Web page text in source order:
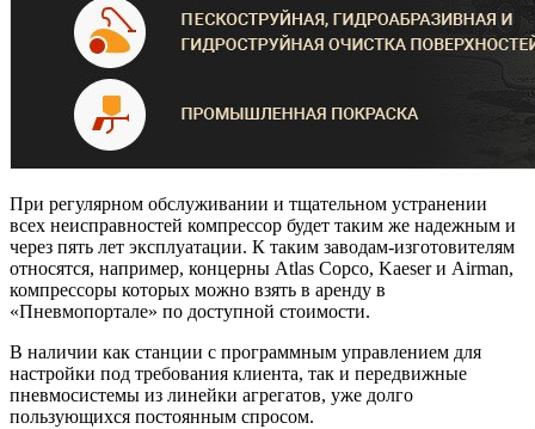
При регулярном обслуживании и тщательном устранении
всех неисправностей компрессор будет таким же надежным и
через пять лет эксплуатации. К таким заводам-изготовителям
относятся, например, концерны Atlas Copco, Kaeser и Airman,
компрессоры которых можно взять в аренду в
«Пневмопортале» по доступной стоимости.
В наличии как станции с программным управлением для
настройки под требования клиента, так и передвижные
пневмосистемы из линейки агрегатов, уже долго
пользующихся постоянным спросом.